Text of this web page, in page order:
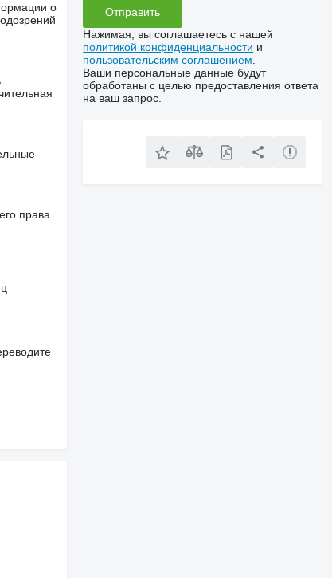
о
права
Нажимая, вы соглашаетесь с нашей
политикой конфиденциальности и
пользовательским соглашением
Ваши персональные данные будут
обработаны с целью предоставления ответа
на ваш запрос.